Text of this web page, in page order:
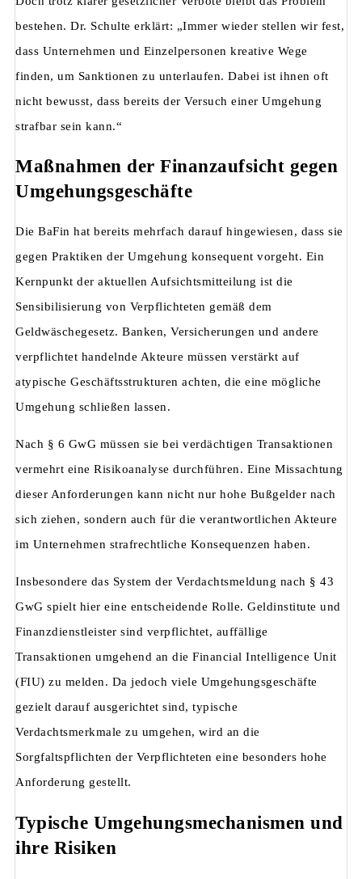
bestehen. Dr. Schulte erklärt: „Immer wieder stellen wir fest,
dass Unternehmen und Einzelpersonen kreative Wege
finden, um Sanktionen zu unterlaufen. Dabei ist ihnen oft
nicht bewusst, dass bereits der Versuch einer Umgehung
strafbar sein kann.“
Maßnahmen der Finanzaufsicht gegen
Umgehungsgeschäfte
Die BaFin hat bereits mehrfach darauf hingewiesen, dass sie
gegen Praktiken der Umgehung konsequent vorgeht. Ein
Kernpunkt der aktuellen Aufsichtsmitteilung ist die
Sensibilisierung von Verpflichteten gemäß dem
Geldwäschegesetz. Banken, Versicherungen und andere
verpflichtet handelnde Akteure müssen verstärkt auf
atypische Geschäftsstrukturen achten, die eine mögliche
Umgehung schließen lassen.
Nach § 6 GwG müssen sie bei verdächtigen Transaktionen
vermehrt eine Risikoanalyse durchführen. Eine Missachtung
dieser Anforderungen kann nicht nur hohe Bußgelder nach
sich ziehen, sondern auch für die verantwortlichen Akteure
im Unternehmen strafrechtliche Konsequenzen haben.
Insbesondere das System der Verdachtsmeldung nach § 43
GwG spielt hier eine entscheidende Rolle. Geldinstitute und
Finanzdienstleister sind verpflichtet, auffällige
Transaktionen umgehend an die Financial Intelligence Unit
(FIU) zu melden. Da jedoch viele Umgehungsgeschäfte
gezielt darauf ausgerichtet sind, typische
Verdachtsmerkmale zu umgehen, wird an die
Sorgfaltspflichten der Verpflichteten eine besonders hohe
Anforderung gestellt.
Typische Umgehungsmechanismen und
ihre Risiken